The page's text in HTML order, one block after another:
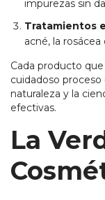
impurezas sin
Tratamientos
acné, la
Cada producto
cuidadoso
naturaleza y la
efectivas.
La